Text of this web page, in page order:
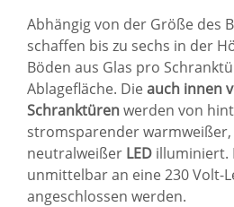
Abhängig von der Größe des
schaffen bis zu sechs in der
Böden aus Glas pro
Ablagefläche. Die auch innen
Schranktürenwerden von
stromsparender
neutralweißer LED illuminiert.
unmittelbar an eine 230 Volt-
angeschlossen werden.